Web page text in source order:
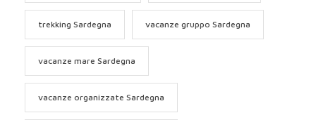
trekking Sardegna vacanze gruppo Sardegna
vacanze mare Sardegna
vacanze organizzate Sardegna